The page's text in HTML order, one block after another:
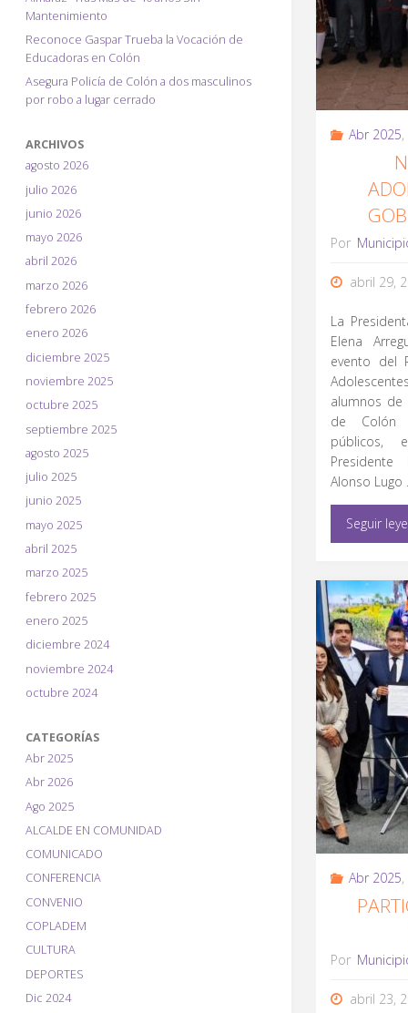
Abr 2025,
Por
abril 29,
La
Elena
evento del
alumnos de
de Colón
públicos,
Alonso Lugo
Seguir
Abr 2025,
Por
abril 23,
Mantenimiento
Reconoce Gaspar Trueba la Vocación de
Educadoras en Colón
Asegura Policía de Colón a dos masculinos
por robo a lugar cerrado
ARCHIVOS
agosto 2026
julio 2026
junio 2026
mayo 2026
abril 2026
marzo 2026
febrero 2026
enero 2026
diciembre 2025
noviembre 2025
octubre 2025
septiembre 2025
agosto 2025
julio 2025
junio 2025
mayo 2025
abril 2025
marzo 2025
febrero 2025
enero 2025
diciembre 2024
noviembre 2024
octubre 2024
CATEGORÍAS
Abr 2025
Abr 2026
Ago 2025
ALCALDE EN COMUNIDAD
COMUNICADO
CONFERENCIA
CONVENIO
COPLADEM
CULTURA
DEPORTES
Dic 2024